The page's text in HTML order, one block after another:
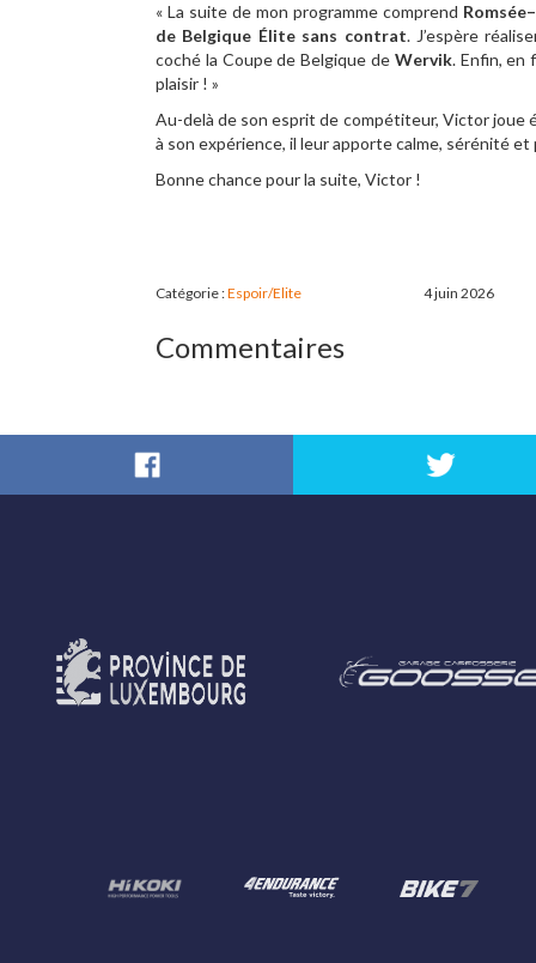
« La suite de mon programme comprend
de Belgique Élite sans contrat. J’espère
coché la Coupe de Belgique de Wervik. Enfin, en
plaisir ! »
Au-delà de son esprit de compétiteur, Victor joue
à son expérience, il leur apporte calme, sérénité et
Bonne chance pour la suite, Victor !
Catégorie :Espoir/Elite 4 juin 2026
Commentaires